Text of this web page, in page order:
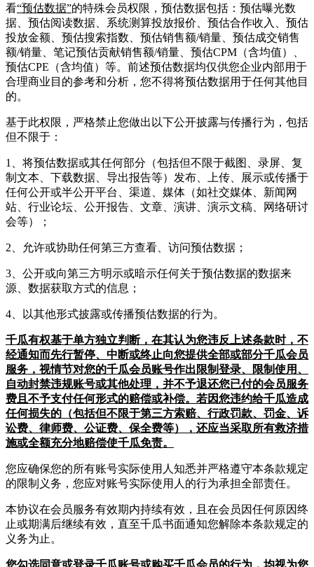
看“预估数据”的特殊会员权限，预估数据包括：预估曝光数
据、预估阅读数据、系统测算投放报价、预估合作收入、预估
投放金额、预估搜索指数、预估销售额/销量、预估成交销售
额/销量、笔记预估贡献销售额/销量、预估CPM（含均值）、
预估CPE（含均值）等。前述预估数据均仅供您企业内部用于
合理商业目的参考和分析，您不得将预估数据用于任何其他目
的。
基于此权限，严格禁止您做出以下公开披露与传播行为，包括
但不限于：
1、将预估数据或其任何部分（包括但不限于截图、录屏、复
制文本、下载数据、导出报告等）发布、上传、展示或传播于
任何公开或半公开平台、渠道、媒体（如社交媒体、新闻网
站、行业论坛、公开报告、文章、演讲、演示文稿、网络研讨
会等）；
2、允许或协助任何第三方查看、访问预估数据；
3、公开或向第三方明示或暗示任何关于预估数据的数据来
源、数据获取方式的信息；
4、以其他形式披露或传播预估数据的行为。
千瓜有权基于单方独立判断，在其认为您违反上述条款时，不
经通知而先行暂停、中断或终止向您提供全部或部分千瓜会员
服务，视情节对您的千瓜会员账号作出限制登录、限制使用、
自动封禁违规账号或其他处理，并不予退还您已付的会员服务
费且不予支付任何形式的赔偿或补偿。若因您违约给千瓜造成
任何损失的（包括但不限于第三方索赔、行政罚款、罚金、诉
讼费、律师费、公证费、保全费等），还应当采取所有救济措
施或全额充分地赔偿使千瓜免责。
您应确保您的所有账号实际使用人知悉并严格遵守本条款规定
的限制义务，您应对账号实际使用人的行为承担全部责任。
本协议在会员服务有效期内持续有效，且在会员因任何原因终
止或期满后继续有效，直至千瓜书面通知您解除本条款规定的
义务为止。
您勾选同意或登录千瓜账号或购买千瓜会员的行为，均视为您